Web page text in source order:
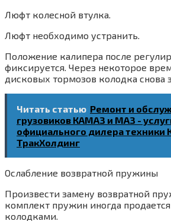
Люфт колесной втулка.
Люфт необходимо устранить.
Положение калипера после
фиксируется. Через некоторое
дисковых тормозов колодка снова
Читать статью Ремонт и
грузовиков КАМАЗ и МАЗ -
официального дилера
ТракХолдинг
Ослабление возвратной пружины
Произвести замену возвратной
комплект пружин иногда
колодками.